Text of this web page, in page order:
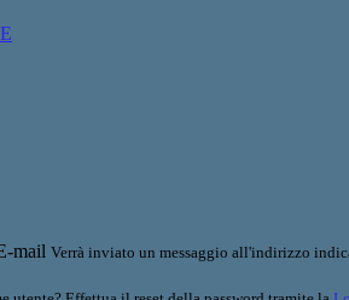
mail Verrà inviato un messaggio all'indirizzo